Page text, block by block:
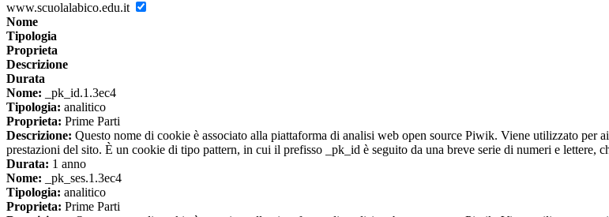
www.scuolalabico.edu.it
Nome
Tipologia
Proprieta
Descrizione
Durata
Nome: _pk_id.1.3ec4
Tipologia: analitico
Proprieta: Prime Parti
Descrizione: Questo nome di cookie è associato alla piattaforma di analisi web open source Piwik. Viene utilizzato
prestazioni del sito. È un cookie di tipo pattern, in cui il prefisso _pk_id è seguito da una breve serie di numeri e
Durata: 1 anno
Nome: _pk_ses.1.3ec4
Tipologia: analitico
Proprieta: Prime Parti